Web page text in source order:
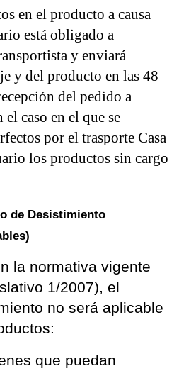
en el producto a causa
está obligado a
y enviará
y del producto en las 48
del pedido a
caso en el que se
por el trasporte Casa
los productos sin cargo
de Desistimiento
la normativa vigente
1/2007), el
no será aplicable
que puedan